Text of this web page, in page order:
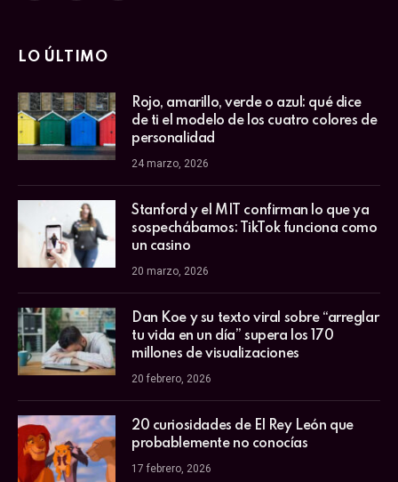
LO ÚLTIMO
Rojo, amarillo, verde o azul: qué dice
de ti el modelo de los cuatro colores de
personalidad
24 marzo, 2026
Stanford y el MIT confirman lo que ya
sospechábamos: TikTok funciona como
un casino
20 marzo, 2026
Dan Koe y su texto viral sobre “arreglar
tu vida en un día” supera los 170
millones de visualizaciones
20 febrero, 2026
20 curiosidades de El Rey León que
probablemente no conocías
17 febrero, 2026